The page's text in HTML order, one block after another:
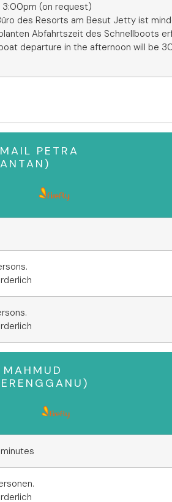
3:00pm (on request)
des Resorts am Besut Jetty ist
Abfahrtszeit des Schnellboots
departure in the afternoon will be
PETRA